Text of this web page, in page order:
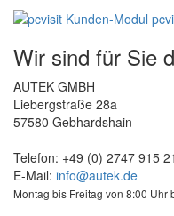
Wir sind für Sie
AUTEK GMBH
Liebergstraße 28a
57580 Gebhardshain
Telefon: +49 (0) 2747 915
E-Mail: info@autek.de
Montag bis Freitag von 8:00 Uhr